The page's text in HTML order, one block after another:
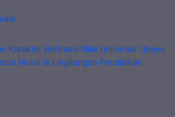
Karakter Berbasis Nilai Universal: Upaya
Moral di Lingkungan Pendidikan